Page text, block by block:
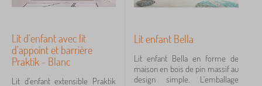
30 kg
4
110 kg
4
90 kg
afficher
Lit d'enfant avec lit
d'appoint et barrière
Praktik - Blanc
Lit d'enfant extensible Praktik
Lit enfant Bella
Lit enfant Bella en forme de
maison en bois de pin massif au
design simple. L'emballage